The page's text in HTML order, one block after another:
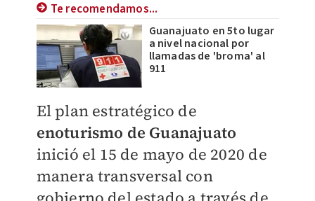
Te recomendamos...
Guanajuato en 5to lugar
a nivel nacional por
llamadas de 'broma' al
911
El plan estratégico de
enoturismo de Guanajuato
inició el 15 de mayo de 2020 de
manera transversal con